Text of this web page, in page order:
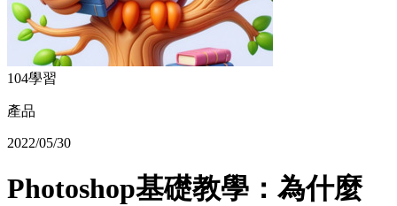
104學習
產品
2022/05/30
Photoshop基礎教學：為什麼